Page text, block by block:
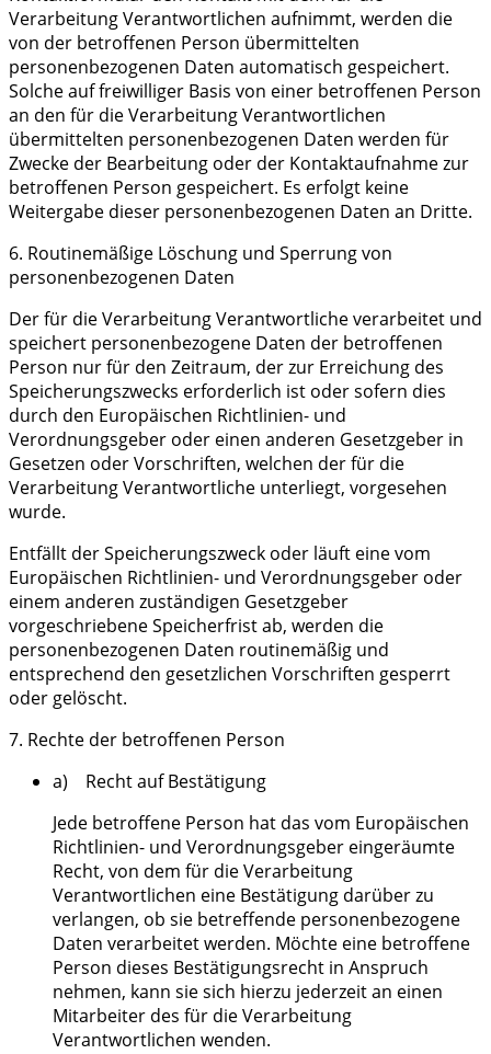
Verarbeitung Verantwortlichen aufnimmt, werden die
von der betroffenen Person übermittelten
personenbezogenen Daten automatisch gespeichert.
Solche auf freiwilliger Basis von einer betroffenen Person
an den für die Verarbeitung Verantwortlichen
übermittelten personenbezogenen Daten werden für
Zwecke der Bearbeitung oder der Kontaktaufnahme zur
betroffenen Person gespeichert. Es erfolgt keine
Weitergabe dieser personenbezogenen Daten an Dritte.
6. Routinemäßige Löschung und Sperrung von
personenbezogenen Daten
Der für die Verarbeitung Verantwortliche verarbeitet und
speichert personenbezogene Daten der betroffenen
Person nur für den Zeitraum, der zur Erreichung des
Speicherungszwecks erforderlich ist oder sofern dies
durch den Europäischen Richtlinien- und
Verordnungsgeber oder einen anderen Gesetzgeber in
Gesetzen oder Vorschriften, welchen der für die
Verarbeitung Verantwortliche unterliegt, vorgesehen
wurde.
Entfällt der Speicherungszweck oder läuft eine vom
Europäischen Richtlinien- und Verordnungsgeber oder
einem anderen zuständigen Gesetzgeber
vorgeschriebene Speicherfrist ab, werden die
personenbezogenen Daten routinemäßig und
entsprechend den gesetzlichen Vorschriften gesperrt
oder gelöscht.
7. Rechte der betroffenen Person
a) Recht auf Bestätigung
Jede betroffene Person hat das vom Europäischen
Richtlinien- und Verordnungsgeber eingeräumte
Recht, von dem für die Verarbeitung
Verantwortlichen eine Bestätigung darüber zu
verlangen, ob sie betreffende personenbezogene
Daten verarbeitet werden. Möchte eine betroffene
Person dieses Bestätigungsrecht in Anspruch
nehmen, kann sie sich hierzu jederzeit an einen
Mitarbeiter des für die Verarbeitung
Verantwortlichen wenden.